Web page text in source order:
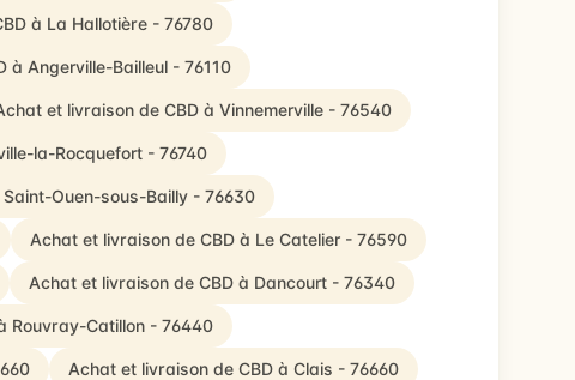
à La Hallotière - 76780
à Angerville-Bailleul - 76110
et livraison de CBD à Vinnemerville - 76540
la-Rocquefort - 76740
Ouen-sous-Bailly - 76630
Achat et livraison de CBD à Le Catelier - 76590
Achat et livraison de CBD à Dancourt - 76340
Rouvray-Catillon - 76440
Achat et livraison de CBD à Clais - 76660